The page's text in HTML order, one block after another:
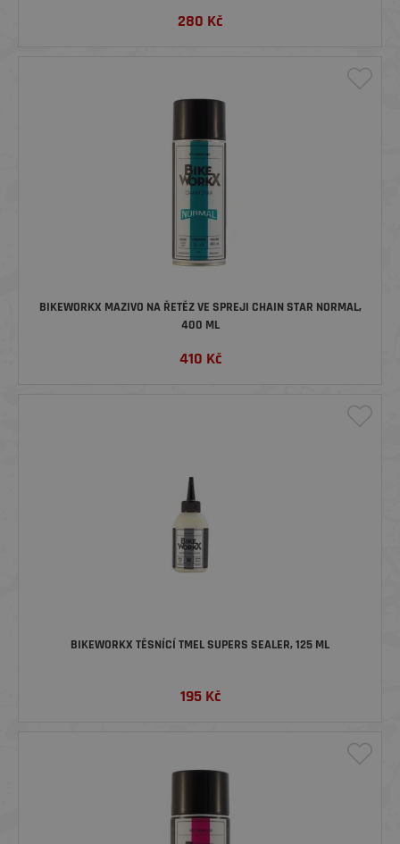
280 Kč
BIKEWORKX MAZIVO NA ŘETĚZ VE SPREJI CHAIN STAR NORMAL,
400 ML
410 Kč
BIKEWORKX TĚSNÍCÍ TMEL SUPERS SEALER, 125 ML
195Kč